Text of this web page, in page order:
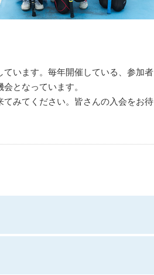
います。毎年開催している、参加者
となっています。
みてください。皆さんの入会をお待